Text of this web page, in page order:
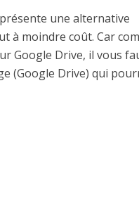
une alternative
à moindre coût. Car
Google Drive, il vous
(Google Drive) qui